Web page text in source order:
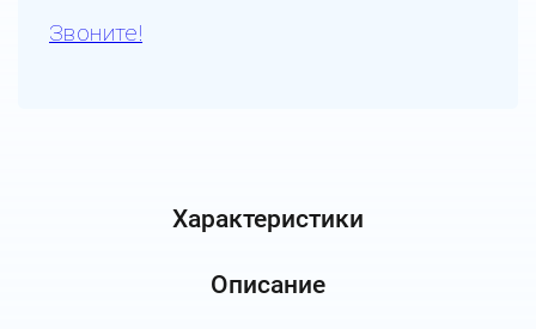
Звоните!
Характеристики
Описание